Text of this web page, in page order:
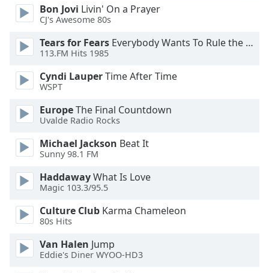
Background
Color
Opacity
Font
Size
Text
Edge
Family
Reset
Bon Jovi Livin' On a Prayer
CJ's Awesome 80s
Tears for Fears Everybody Wants To Rule the World
113.FM Hits 1985
Cyndi LauperTime After Time
WSPT
EuropeThe Final Countdown
Uvalde Radio Rocks
Michael Jackson Beat It
Sunny 98.1 FM
HaddawayWhat Is Love
Magic 103.3/95.5
Culture Club Karma Chameleon
80s Hits
Van Halen Jump
Eddie's Diner WYOO-HD3